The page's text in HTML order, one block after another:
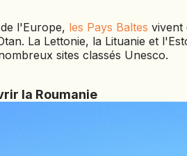
l'Europe, les Pays Baltes vivent
La Lettonie, la Lituanie et
sites classés Unesco.
la Roumanie